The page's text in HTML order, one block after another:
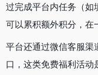
过完成平台内任务（如
可以累积额外积分，在
平台还通过微信客服渠
口，这类免费福利活